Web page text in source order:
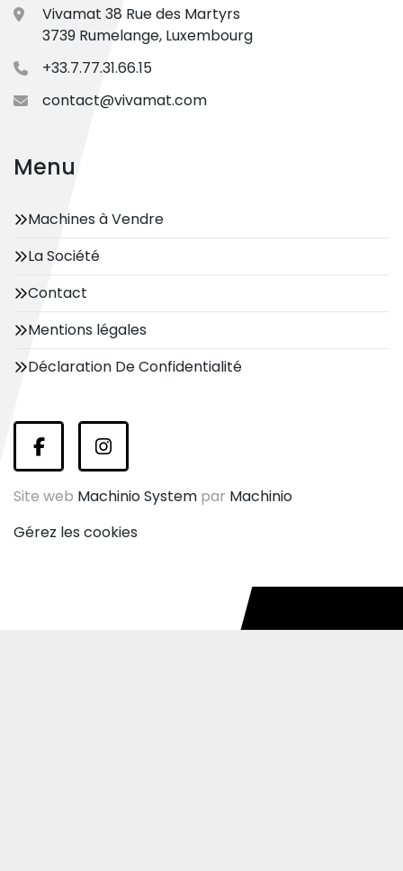
Vivamat 38 Rue des Martyrs
3739 Rumelange, Luxembourg
+33.7.77.31.66.15
contact@vivamat.com
Menu
Machines à Vendre
La Société
Contact
Mentions légales
Déclaration De Confidentialité
facebookinstagram
Site web Machinio System par Machinio
Gérez les cookies